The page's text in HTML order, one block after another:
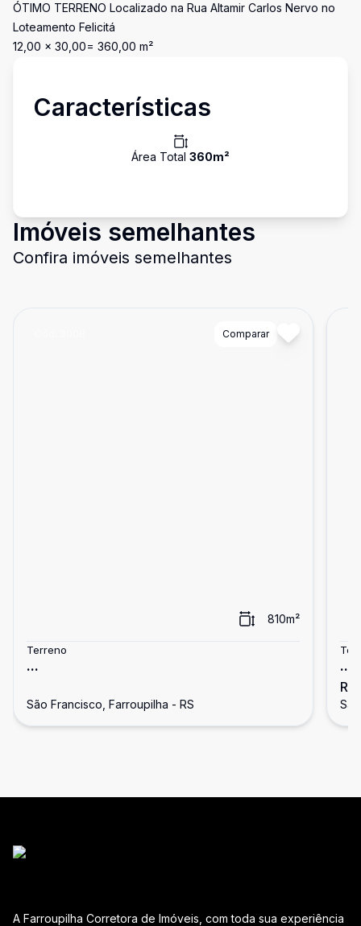
ÓTIMO TERRENO Localizado na Rua Altamir Carlos Nervo no
Loteamento Felicitá
12,00 x 30,00= 360,00 m²
Características
Área Total 360m²
Imóveis semelhantes
Confira imóveis semelhantes
Comparar
810m²
Terreno
...
São Francisco, Farroupilha - RS
...
A Farroupilha Corretora de Imóveis, com toda sua experiência